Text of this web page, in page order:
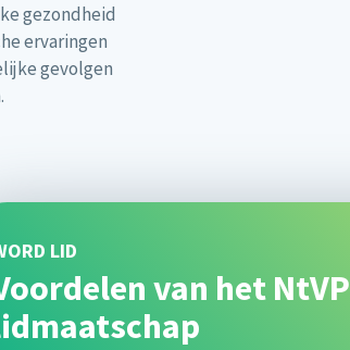
gezondheid
ervaringen
gevolgen
LID
van het NtVP